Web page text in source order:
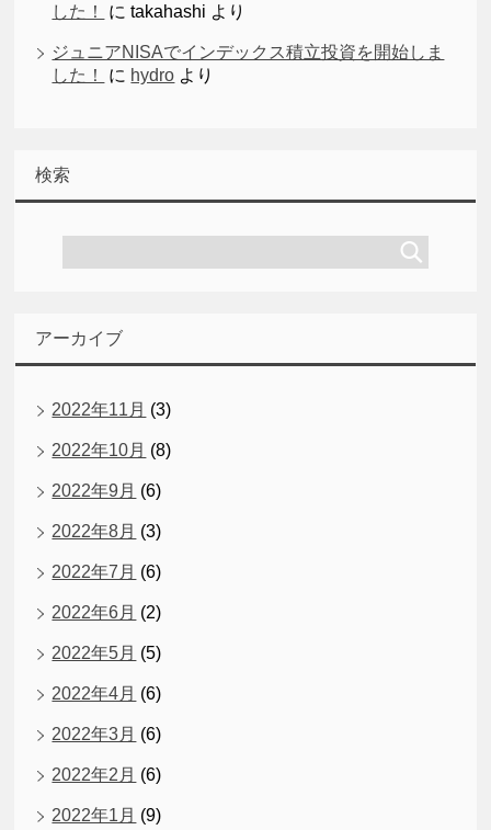
した！
にtakahashi より
ジュニアNISAでインデックス積立投資を開始しま
した！
に hydro より
検索
アーカイブ
2022年11月 (3)
2022年10月 (8)
2022年9月 (6)
2022年8月 (3)
2022年7月 (6)
2022年6月 (2)
2022年5月 (5)
2022年4月 (6)
2022年3月 (6)
2022年2月 (6)
2022年1月 (9)